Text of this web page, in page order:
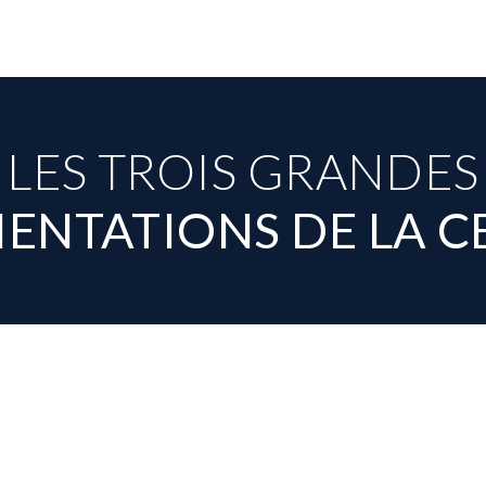
LES TROIS GRANDES
DE LA